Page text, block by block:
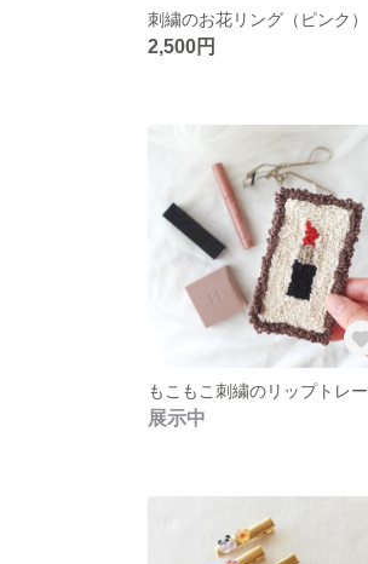
刺繍のお花リング（ピンク）
2,500円
もこもこ刺繍のリップトレー
展示中